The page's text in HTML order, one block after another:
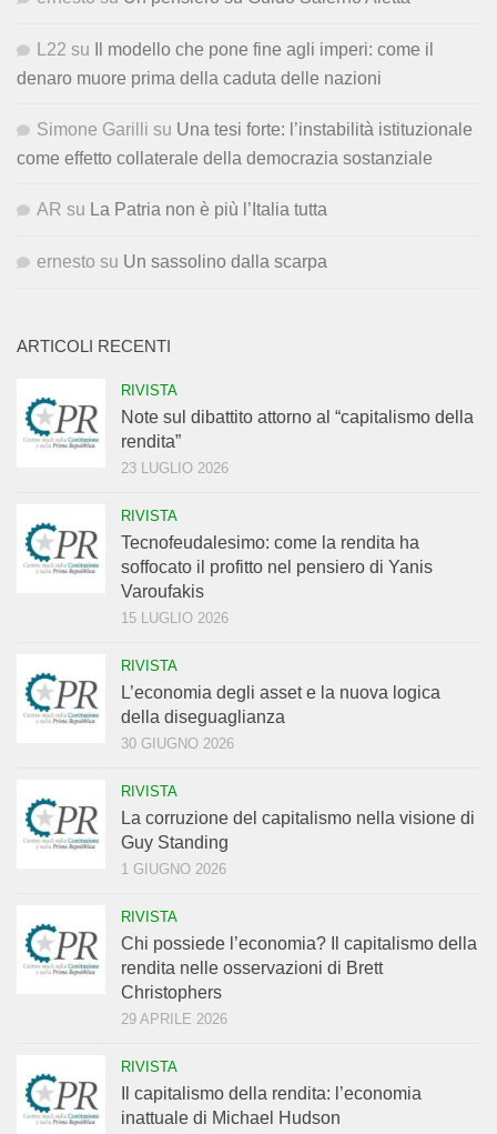
L22 su
Il modello che pone fine agli imperi: come il
denaro muore prima della caduta delle nazioni
Simone Garilli su Una tesi forte: l’instabilità istituzionale
come effetto collaterale della democrazia sostanziale
AR su La Patria non è più l’Italia tutta
ernesto su Un sassolino dalla scarpa
ARTICOLI RECENTI
RIVISTA
Note sul dibattito attorno al “capitalismo della
rendita”
23 LUGLIO 2026
RIVISTA
Tecnofeudalesimo: come la rendita ha
soffocato il profitto nel pensiero di Yanis
Varoufakis
15 LUGLIO 2026
RIVISTA
L’economia degli asset e la nuova logica
della diseguaglianza
30 GIUGNO 2026
RIVISTA
La corruzione del capitalismo nella visione di
Guy Standing
1 GIUGNO 2026
RIVISTA
Chi possiede l’economia? Il capitalismo della
rendita nelle osservazioni di Brett
Christophers
29 APRILE 2026
RIVISTA
Il capitalismo della rendita: l’economia
inattuale di Michael Hudson